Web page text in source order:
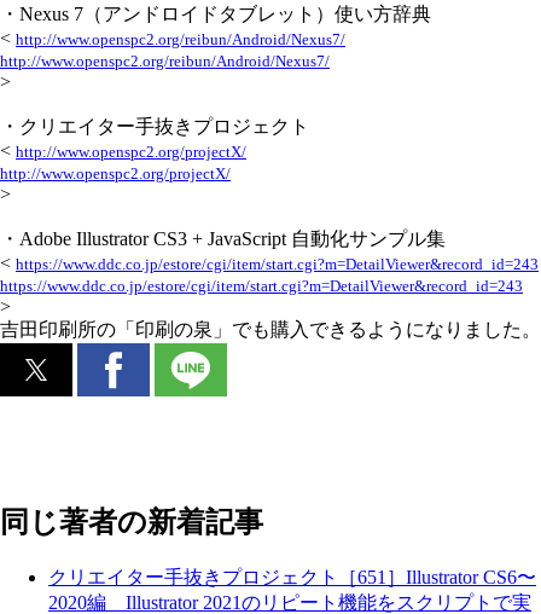
・Nexus 7（アンドロイドタブレット）使い方辞典
< http://www.openspc2.org/reibun/Android/Nexus7/
http://www.openspc2.org/reibun/Android/Nexus7/
>
・クリエイター手抜きプロジェクト
< http://www.openspc2.org/projectX/
http://www.openspc2.org/projectX/
>
・Adobe Illustrator CS3 + JavaScript 自動化サンプル集
< https://www.ddc.co.jp/estore/cgi/item/start.cgi?m=DetailViewer&record_id=243
https://www.ddc.co.jp/estore/cgi/item/start.cgi?m=DetailViewer&record_id=243
>
吉田印刷所の「印刷の泉」でも購入できるようになりました。
同じ著者の新着記事
クリエイター手抜きプロジェクト［651］Illustrator CS6〜
2020編 Illustrator 2021のリピート機能をスクリプトで実